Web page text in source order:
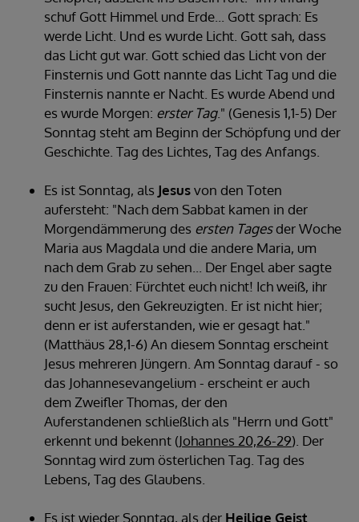
schuf Gott Himmel und Erde... Gott sprach: Es
werde Licht. Und es wurde Licht. Gott sah, dass
das Licht gut war. Gott schied das Licht von der
Finsternis und Gott nannte das Licht Tag und die
Finsternis nannte er Nacht. Es wurde Abend und
es wurde Morgen: erster Tag." (Genesis 1,1-5) Der
Sonntag steht am Beginn der Schöpfung und der
Geschichte. Tag des Lichtes, Tag des Anfangs.
Es ist Sonntag, als Jesusvon den Toten
aufersteht: "Nach dem Sabbat kamen in der
Morgendämmerung des ersten Tagesder Woche
Maria aus Magdala und die andere Maria, um
nach dem Grab zu sehen... Der Engel aber sagte
zu den Frauen: Fürchtet euch nicht! Ich weiß, ihr
sucht Jesus, den Gekreuzigten. Er ist nicht hier;
denn er ist auferstanden, wie er gesagt hat."
(Matthäus 28,1-6) An diesem Sonntag erscheint
Jesus mehreren Jüngern. Am Sonntag darauf - so
das Johannesevangelium - erscheint er auch
dem Zweifler Thomas, der den
Auferstandenen schließlich als "Herrn und Gott"
erkennt und bekennt (Johannes 20,26-29). Der
Sonntag wird zum österlichen Tag. Tag des
Lebens, Tag des Glaubens.
Es ist wieder Sonntag, als der Heilige Geist